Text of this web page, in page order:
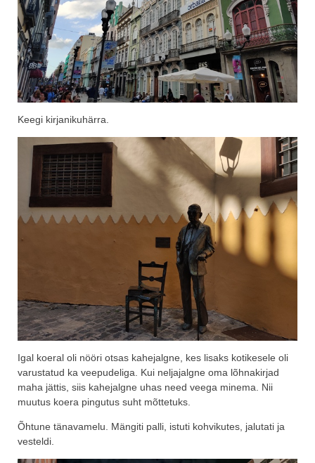
Keegi kirjanikuhärra.
Igal koeral oli nööri otsas kahejalgne, kes lisaks kotikesele oli
varustatud ka veepudeliga. Kui neljajalgne oma lõhnakirjad
maha jättis, siis kahejalgne uhas need veega minema. Nii
muutus koera pingutus suht mõttetuks.
Õhtune tänavamelu. Mängiti palli, istuti kohvikutes, jalutati ja
vesteldi.